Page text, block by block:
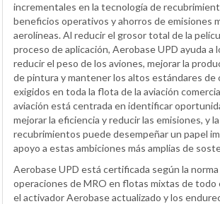
incrementales en la tecnología de
beneficios operativos y ahorros de emisiones
aerolíneas. Al reducir el grosor total de la
proceso de aplicación, Aerobase UPD ayuda a
reducir el peso de los aviones, mejorar la
de pintura y mantener los altos estándares de
exigidos en toda la flota de la aviación
aviación está centrada en identificar
mejorar la eficiencia y reducir las emisiones, y
recubrimientos puede desempeñar un papel
apoyo a estas ambiciones más amplias de
Aerobase UPD está certificada según la
operaciones de MRO en flotas mixtas de todo
el activador Aerobase actualizado y los